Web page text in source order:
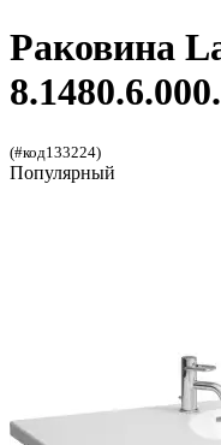
Раковина
(#код133224)
Популярный